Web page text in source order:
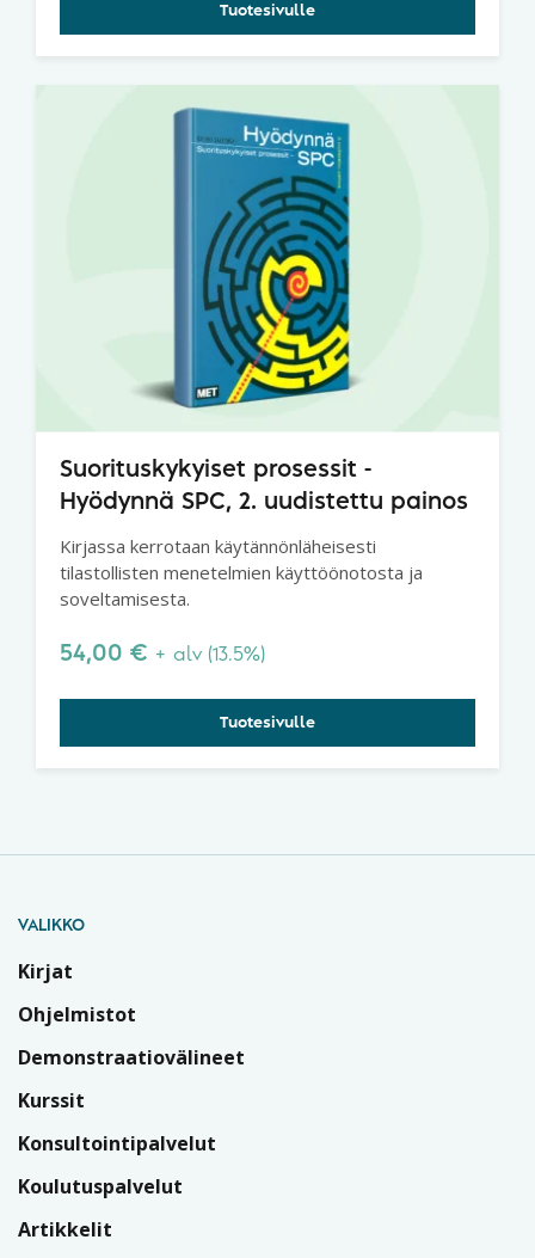
Tuotesivulle
Suorituskykyiset prosessit -
Hyödynnä SPC, 2. uudistettu painos
Kirjassa kerrotaan käytännönläheisesti
tilastollisten menetelmien käyttöönotosta ja
soveltamisesta.
54,00 € + alv (13.5%)
Tuotesivulle
VALIKKO
Kirjat
Ohjelmistot
Demonstraatiovälineet
Kurssit
Konsultointipalvelut
Koulutuspalvelut
Artikkelit